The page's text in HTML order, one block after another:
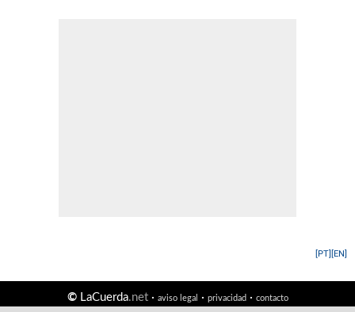
[EN]
[PT]
©LaCuerda.net· aviso legal · privacidad· contacto